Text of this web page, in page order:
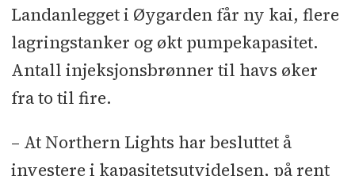
Landanlegget i Øygarden får ny kai, flere
lagringstanker og økt pumpekapasitet.
Antall injeksjonsbrønner til havs øker
fra to til fire.
– At Northern Lights har besluttet å
investere i kapasitetsutvidelsen, på rent